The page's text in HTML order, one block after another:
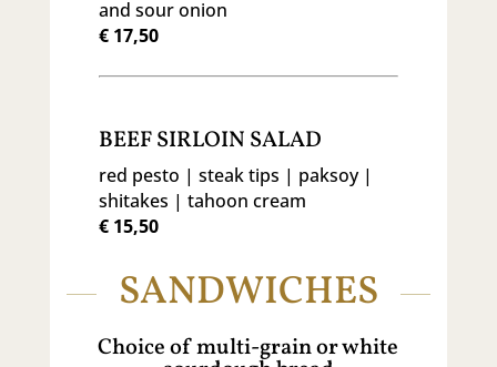
and sour onion
€ 17,50
BEEF SIRLOIN SALAD
red pesto | steak tips | paksoy |
shitakes | tahoon cream
€ 15,50
SANDWICHES
Choice of multi-grain or white